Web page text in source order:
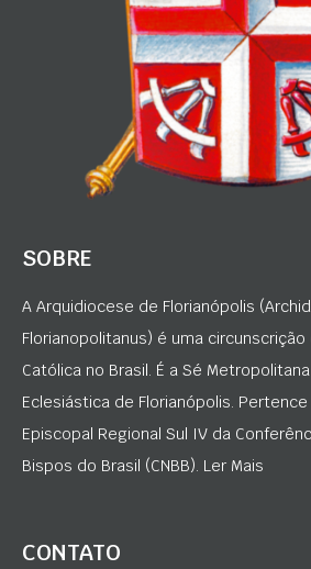
SOBRE
A Arquidiocese de Florianópolis
Florianopolitanus) é uma
Católica no Brasil. É a Sé
Eclesiástica de Florianópolis.
Episcopal Regional Sul IV da
Bispos do Brasil (CNBB). Ler Mais
CONTATO